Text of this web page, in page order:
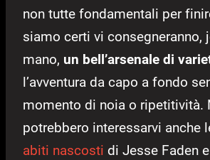
non tutte fondamentali per
siamo certi vi consegneranno,
mano, un bell’arsenale di
l’avventura da capo a fondo
momento di noia o ripetitività.
potrebbero interessarvi anche
abiti nascosti di Jesse Faden